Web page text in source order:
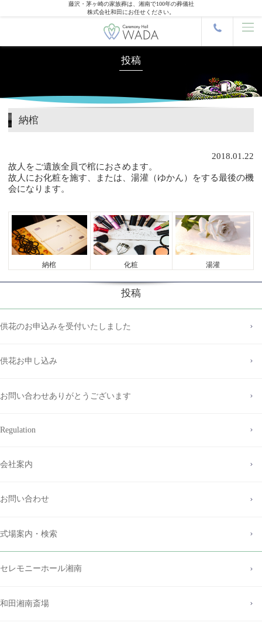
藤沢・茅ヶ崎の家族葬は、湘南で100年の葬儀社
株式会社和田にお任せください。
投稿
納棺
2018.01.22
故人をご遺族全員で棺におさめます。
故人にお化粧を施す、または、湯灌（ゆかん）をする最後の機
会になります。
納棺 化粧 湯灌
投稿
供花のお申込みを受付いたしました
供花お申し込み
お問い合わせありがとうございます
Regulation
会社案内
お問い合わせ
式場案内・検索
セレモニーホール湘南
和田湘南斎場